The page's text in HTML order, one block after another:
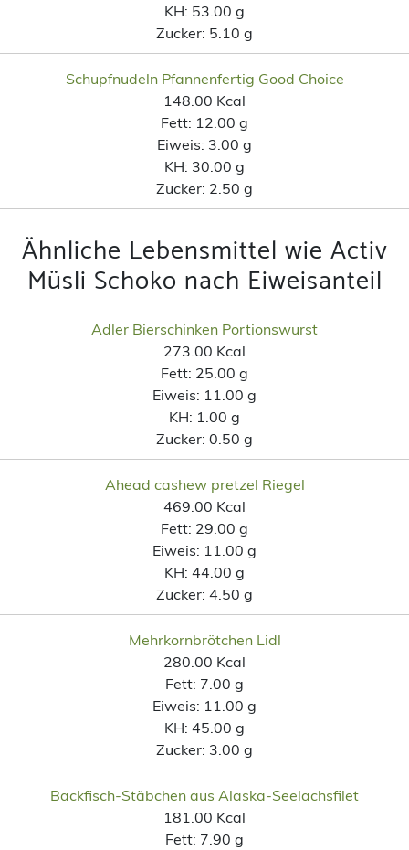
KH: 53.00 g
Zucker: 5.10 g
Schupfnudeln Pfannenfertig Good Choice
148.00 Kcal
Fett: 12.00 g
Eiweis: 3.00 g
KH: 30.00 g
Zucker: 2.50 g
Ähnliche Lebensmittel wie Activ
Müsli Schoko nach Eiweisanteil
Adler Bierschinken Portionswurst
273.00 Kcal
Fett: 25.00 g
Eiweis: 11.00 g
KH: 1.00 g
Zucker: 0.50 g
Ahead cashew pretzel Riegel
469.00 Kcal
Fett: 29.00 g
Eiweis: 11.00 g
KH: 44.00 g
Zucker: 4.50 g
Mehrkornbrötchen Lidl
280.00 Kcal
Fett: 7.00 g
Eiweis: 11.00 g
KH: 45.00 g
Zucker: 3.00 g
Backfisch-Stäbchen aus Alaska-Seelachsfilet
181.00 Kcal
Fett: 7.90 g